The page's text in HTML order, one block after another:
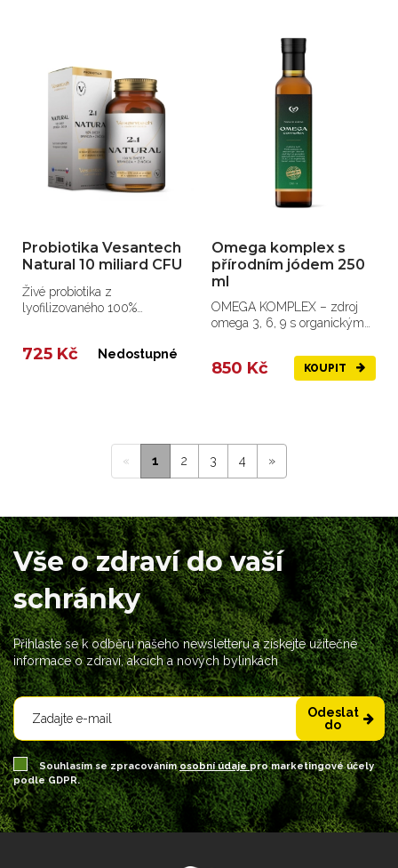
Probiotika Vesantech
Natural 10 miliard CFU
Živé probiotika z
lyofilizovaného 100%
725 Kč Nedostupné
Omega komplex s
přírodním jódem 250
ml
OMEGA KOMPLEX – zdroj
omega 3, 6, 9 s organickým
850 Kč KOUPIT
« 1 2 3 4 »
Vše o zdraví do vaší
schránky
Přihlaste se k odběru našeho newsletteru a získejte užitečné
informace o zdraví, akcích a nových bylinkách
Odeslat
do
Souhlasím se zpracovánímosobní údajepro marketingové účely
podle GDPR.